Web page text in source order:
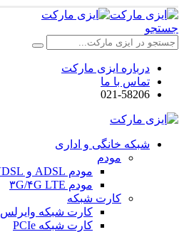
جستجو
درباره ایزی مارکت
تماس با ما
021-58206
شبکه خانگی و اداری
مودم
مودم ADSL و VDSL
مودم ۳G/۴G LTE
کارت شبکه
کارت شبکه وایرلس USB
کارت شبکه PCIe